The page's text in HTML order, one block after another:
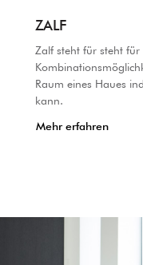
ZALF
Zalf steht für steht für
Raum eines Haues
kann.
Mehr erfahren